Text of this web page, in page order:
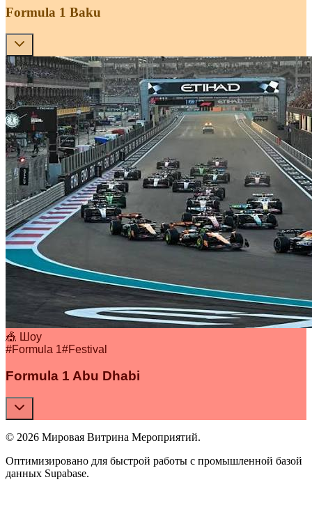
Formula 1 Baku
🎪 Шоу
#Formula 1#Festival
Formula 1 Abu Dhabi
© 2026 Мировая Витрина Мероприятий.
Оптимизировано для быстрой работы с промышленной базой
данных Supabase.